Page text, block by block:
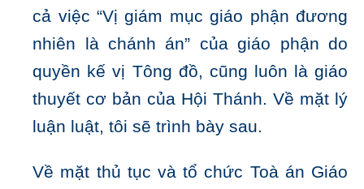
cả việc “Vị giám mục giáo phận đương
nhiên là chánh án” của giáo phận do
quyền kế vị Tông đồ, cũng luôn là giáo
thuyết cơ bản của Hội Thánh. Về mặt lý
luận luật, tôi sẽ trình bày sau.
Về mặt thủ tục và tổ chức Toà án Giáo